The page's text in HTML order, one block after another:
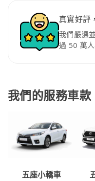
真實好評
我們嚴選
過 50 萬
我們的服務車款
五座小轎車